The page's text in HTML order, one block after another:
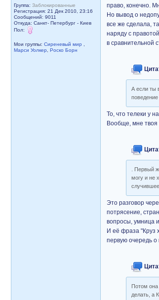
Группа: Заблокированные
Регистрация: 21 Дек 2010, 23:16
Сообщений: 9011
Откуда: Санкт- Петербург - Киев
Пол:
Мои группы: Сиреневый мир
Марси Уолкер
Роско Борн
право, конечно.
Но вывод о
все же сделала,
наряду с
в сравнительной
А если ты
То, что телеки у
Вообще, мне твоя
. Первый
могу и не
Это разговор
потрясение,
вопросы, умница
И её фраза "Круз
первую очередь о
Потом она
делать, а